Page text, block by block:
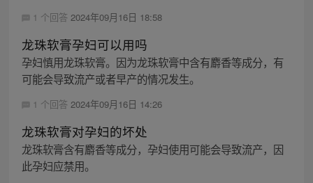
1 个回答 2024年09月16日 18:58
龙珠软膏孕妇可以用吗
孕妇慎用龙珠软膏。因为龙珠软膏中含有麝香等成分，有
可能会导致流产或者早产的情况发生。
1 个回答 2024年09月16日 14:26
龙珠软膏对孕妇的坏处
龙珠软膏含有麝香等成分，孕妇使用可能会导致流产，因
此孕妇应禁用。